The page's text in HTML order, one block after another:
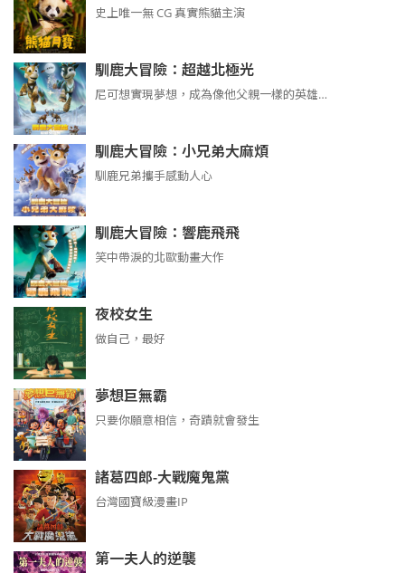
史上唯一無 CG 真實熊貓主演
馴鹿大冒險：超越北極光
尼可想實現夢想，成為像他父親一樣的英雄…
馴鹿大冒險：小兄弟大麻煩
馴鹿兄弟攜手感動人心
馴鹿大冒險：響鹿飛飛
笑中帶淚的北歐動畫大作
夜校女生
做自己，最好
夢想巨無霸
只要你願意相信，奇蹟就會發生
諸葛四郎-大戰魔鬼黨
台灣國寶級漫畫IP
第一夫人的逆襲